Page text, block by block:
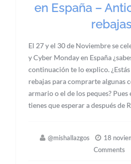
en España –
rebajas
El 27 y el 30 de Noviembre se
y Cyber Monday en España
continuación te lo explico.
rebajas para comprarte algunas
armario o el de los peques?
tienes que esperar a después de
@mishallazgos 18
Comments